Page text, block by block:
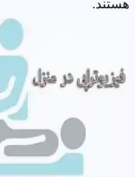
هستند.